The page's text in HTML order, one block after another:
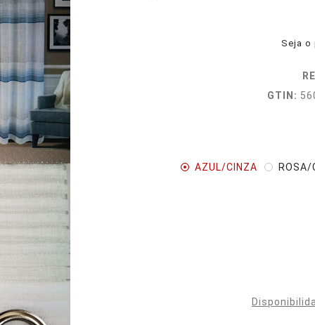
Cozinha
Sala e
Quarto
Banho
Ver todas
Seja o
GTIN:
AZUL/CINZA ROSA/